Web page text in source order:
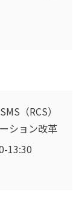
（RCS）
ション改革
13:30